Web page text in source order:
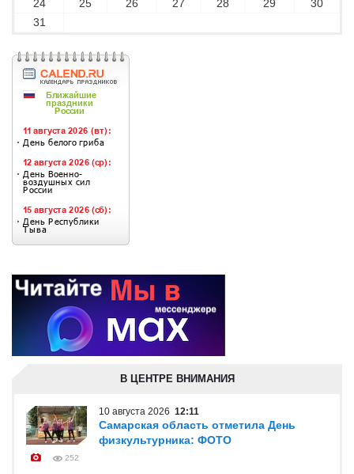
24 25 26 27 28 29
30
31
В ЦЕНТРЕ ВНИМАНИЯ
10 августа 2026 12:11
Самарская область отметила День
физкультурника: ФОТО
252